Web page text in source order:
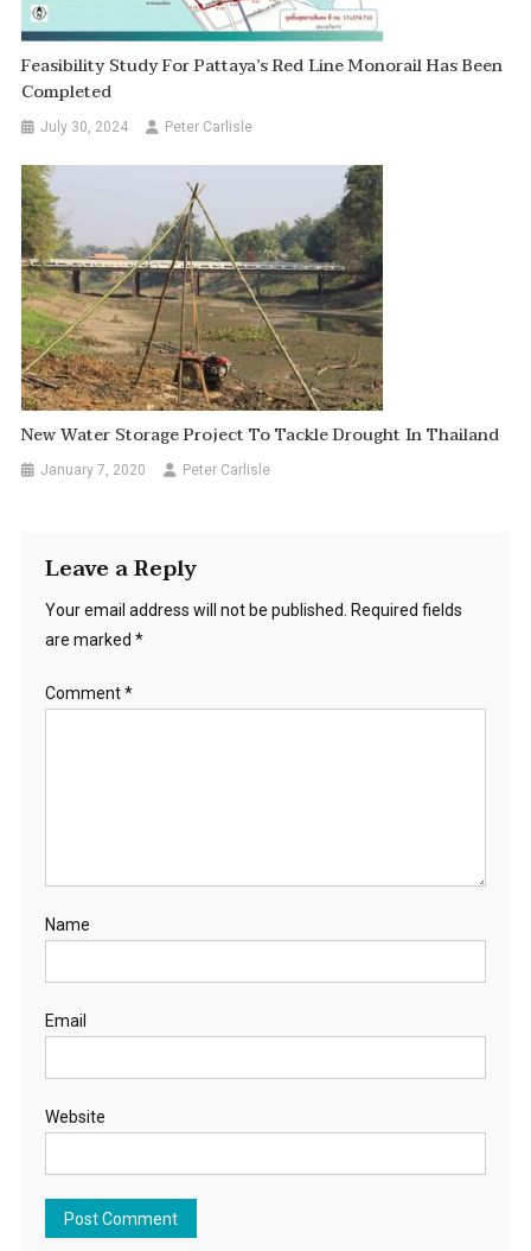
Feasibility Study For Pattaya’s Red Line Monorail Has Been
Completed
July 30, 2024 Peter Carlisle
New Water Storage Project To Tackle Drought In Thailand
January 7, 2020 Peter Carlisle
Leave a Reply
Your email address will not be published.
Required fields
are marked *
Comment*
Name
Email
Website